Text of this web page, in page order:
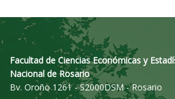
Facultad de Ciencias Económicas y
Nacional de Rosario
Bv. Oroño 1261 - S2000DSM - Rosario